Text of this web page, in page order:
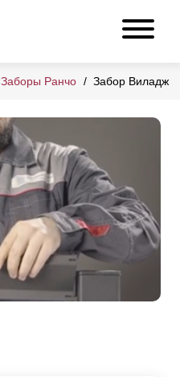
Заборы Ранчо Забор Виладж